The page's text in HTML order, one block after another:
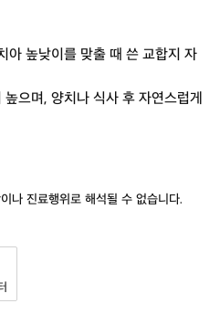
아 높낮이를 맞출 때 쓴 교합지 자
으며, 양치나 식사 후 자연스럽게
나 진료행위로 해석될 수 없습니다.